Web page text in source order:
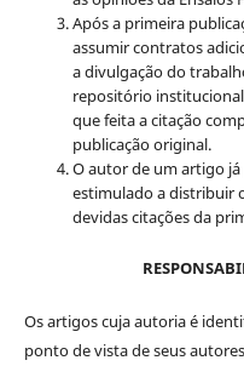
Após a primeira
assumir contratos
a divulgação do
repositório
que feita a citação
publicação original.
O autor de um artigo
estimulado a distribuir
devidas citações da
Os artigos cuja autoria é
ponto de vista de seus